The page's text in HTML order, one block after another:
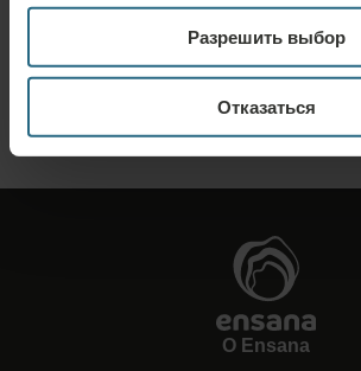
Разрешить выбор
Отказаться
Отправьте нам свой запрос, чтобы мы могли
наилучшее предложение. Мы будем рады
дополнительную информацию, которую вы не
ОТПРАВИТЬ
О Ensana